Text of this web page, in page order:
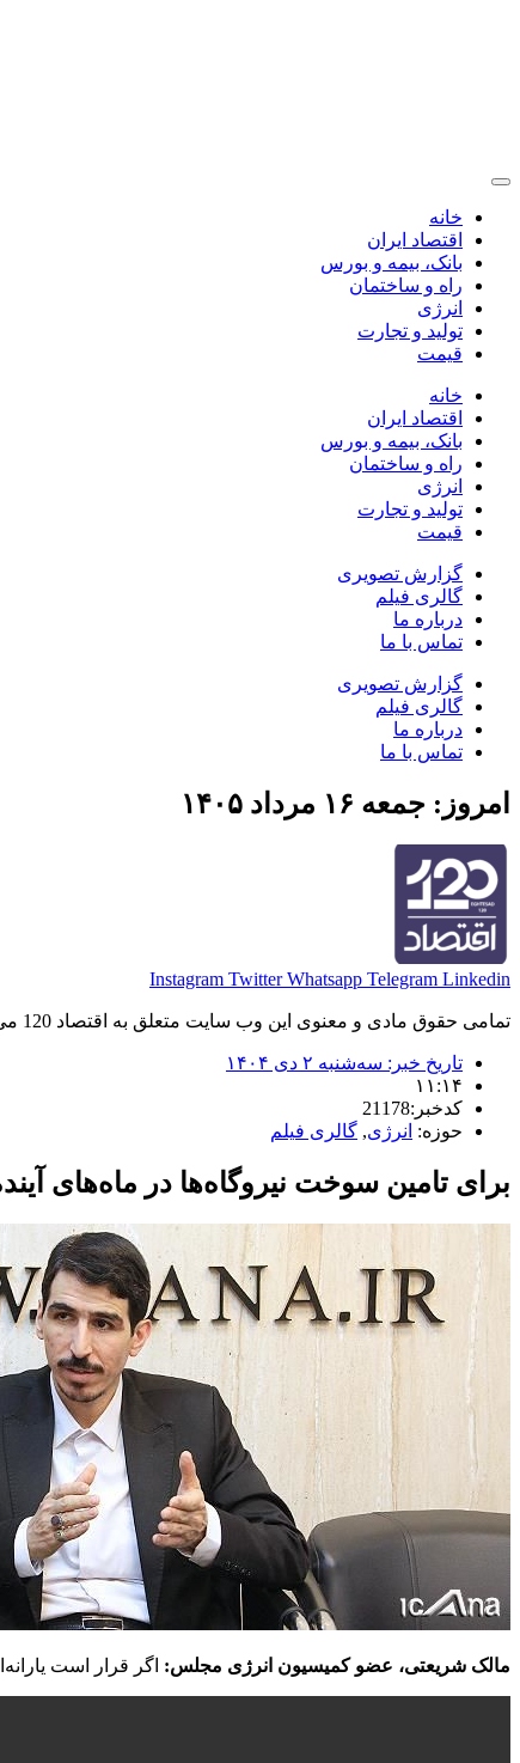
خانه
اقتصاد ایران
بانک، بیمه و بورس
راه و ساختمان
انرژی
تولید و تجارت
قیمت
خانه
اقتصاد ایران
بانک، بیمه و بورس
راه و ساختمان
انرژی
تولید و تجارت
قیمت
گزارش تصویری
گالری فیلم
درباره ما
تماس با ما
گزارش تصویری
گالری فیلم
درباره ما
تماس با ما
امروز: جمعه ۱۶ مرداد ۱۴۰۵
Instagram Twitter Whatsapp Telegram Linkedin
تمامی حقوق مادی و معنوی این وب سایت متعلق به اقتصاد 120 می باشد و استفاده غیر قانونی از آن پیگرد قانونی دارد.
تاریخ خبر: سه‌شنبه ۲ دی ۱۴۰۴
۱۱:۱۴
کدخبر:21178
حوزه: انرژی, گالری فیلم
برای تامین سوخت نیروگاه‌ها در ماه‌های
مالک شریعتی، عضو کمیسیون انرژی مجلس: اگر قرار است